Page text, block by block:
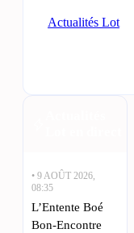
Actualités Lot
• 9 AOÛT 2026,
08:35
L’Entente Boé
Bon-Encontre